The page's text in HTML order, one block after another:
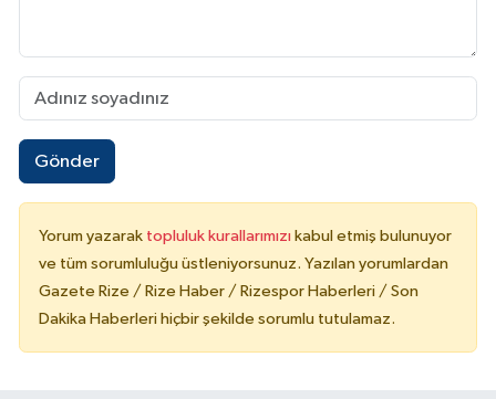
Gönder
Yorum yazarak topluluk kurallarımızı kabul etmiş bulunuyor
ve tüm sorumluluğu üstleniyorsunuz. Yazılan yorumlardan
Gazete Rize / Rize Haber / Rizespor Haberleri / Son
Dakika Haberleri hiçbir şekilde sorumlu tutulamaz.